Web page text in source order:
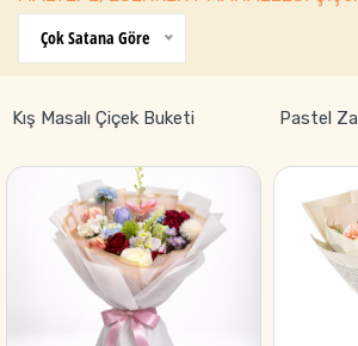
Çok Satana Göre
Kış Masalı Çiçek Buketi Pastel